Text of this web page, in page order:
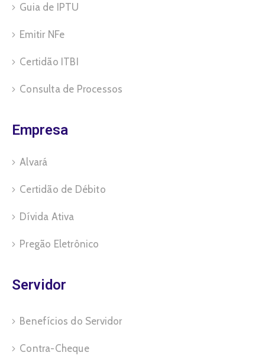
Guia de IPTU
Emitir NFe
Certidão ITBI
Consulta de Processos
Empresa
Alvará
Certidão de Débito
Dívida Ativa
Pregão Eletrônico
Servidor
Benefícios do Servidor
Contra-Cheque